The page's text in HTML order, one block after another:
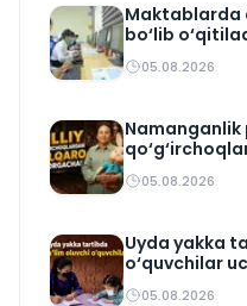
Maktablarda
bo‘lib
05.08.2026
05.08.2026
Uyda yakka
o‘quvchilar
rejasi
05.08.2026